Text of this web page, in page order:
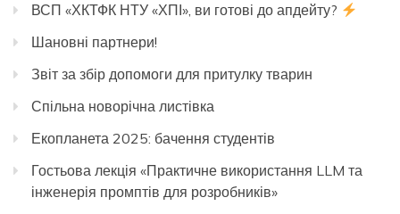
ВСП «ХКТФК НТУ «ХПІ», ви готові до апдейту?
Шановні партнери!
Звіт за збір допомоги для притулку тварин
Спільна новорічна листівка
Екопланета 2025: бачення студентів
Гостьова лекція «Практичне використання LLM та
інженерія промптів для розробників»